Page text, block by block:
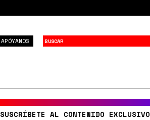
APÓYANOS
SUSCRÍBETE AL CONTENIDO EXCLUSIVO